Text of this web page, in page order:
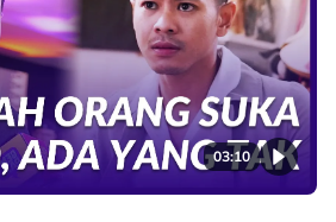
03:10